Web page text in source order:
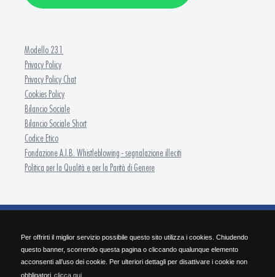
Per offrirti il miglior servizio possibile questo sito utilizza i cookies. Chiudendo
questo banner, scorrendo questa pagina o cliccando qualunque elemento
acconsenti all’uso dei cookie. Per ulteriori dettagli per disattivare i cookie non
obbligatori clicca qui.
Modello 231
Privacy Policy
Privacy Policy Chat
Cookies Policy
Bilancio Sociale
Bilancio Sociale Short
Codice Etico
Fondazione A.I.B. Whistleblowing - segnalazione illeciti
Politica per la Qualità e per la Parità di Genere
SEDE OPERATIVA Via Pietro Nenni 30 - 25124 Brescia | Tel. 030/2284.511 | Fax
030/2284.584 | info@isforbrescia.it
SEDE LEGALE Via Cefalonia, 60 - 25124 Brescia | P.IVA 03427190982 | C.F. 98167050172